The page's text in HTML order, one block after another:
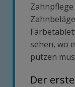
sehen, wo
putzen
Der